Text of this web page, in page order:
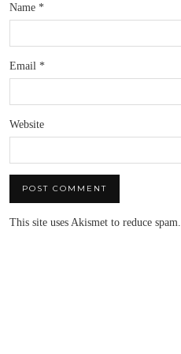
Name *
Email *
Website
This site uses Akismet to reduce spam.